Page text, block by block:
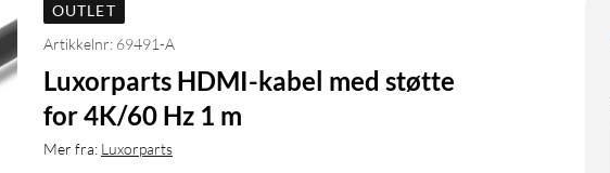
OUTLET
Artikkelnr: 69491-A
Luxorparts HDMI-kabel med støtte
for 4K/60 Hz 1 m
Mer fra: Luxorparts